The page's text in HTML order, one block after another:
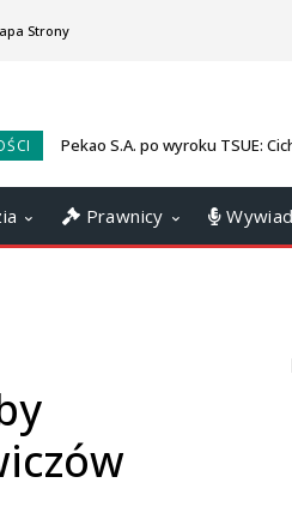
Strony
Pekao S.A. po wyroku TSUE:
Prawnicy